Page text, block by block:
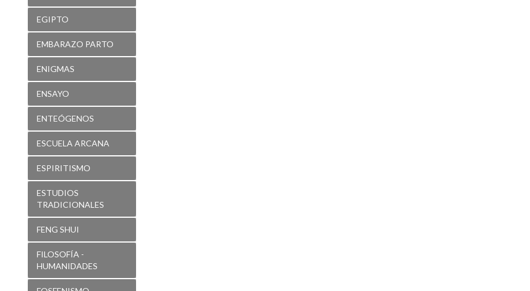
EGIPTO
EMBARAZO PARTO
ENIGMAS
ENSAYO
ENTEÓGENOS
ESCUELA ARCANA
ESPIRITISMO
ESTUDIOS
TRADICIONALES
FENG SHUI
FILOSOFÍA -
HUMANIDADES